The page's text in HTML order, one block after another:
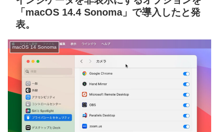
「macOS 14.4 Sonoma」で導入したと発
表。
macOS 14 Sonoma